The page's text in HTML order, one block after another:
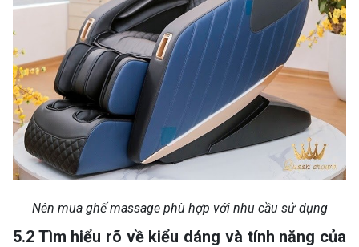
Nên mua ghế massage phù hợp với nhu cầu sử dụng
5.2 Tìm hiểu rõ về kiểu dáng và tính năng của